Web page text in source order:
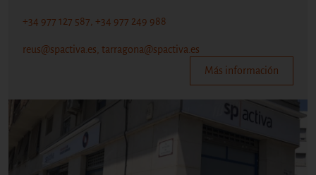
+34 977 127 587, +34 977 249 988
reus@spactiva.es, tarragona@spactiva.es
Más información